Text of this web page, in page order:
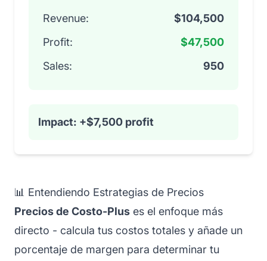
Revenue:
$104,500
Profit:
$47,500
Sales:
950
Impact: +$7,500 profit
📊 Entendiendo Estrategias de Precios
Precios de Costo-Plus es el enfoque más
directo - calcula tus costos totales y añade un
porcentaje de margen para determinar tu